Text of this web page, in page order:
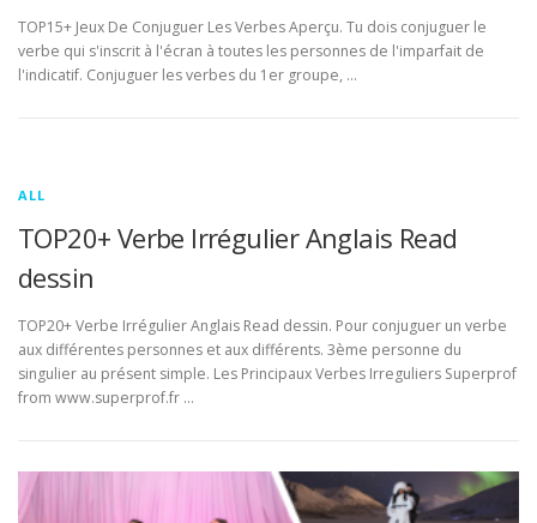
TOP15+ Jeux De Conjuguer Les Verbes Aperçu. Tu dois conjuguer le
verbe qui s'inscrit à l'écran à toutes les personnes de l'imparfait de
l'indicatif. Conjuguer les verbes du 1er groupe, …
ALL
TOP20+ Verbe Irrégulier Anglais Read
dessin
TOP20+ Verbe Irrégulier Anglais Read dessin. Pour conjuguer un verbe
aux différentes personnes et aux différents. 3ème personne du
singulier au présent simple. Les Principaux Verbes Irreguliers Superprof
from www.superprof.fr …